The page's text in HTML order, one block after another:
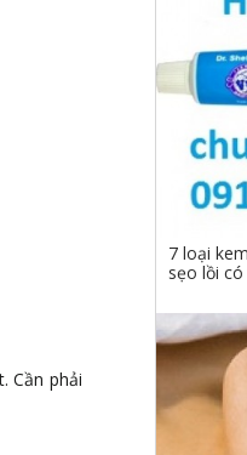
Cần phải
7 loại
sẹo lồi